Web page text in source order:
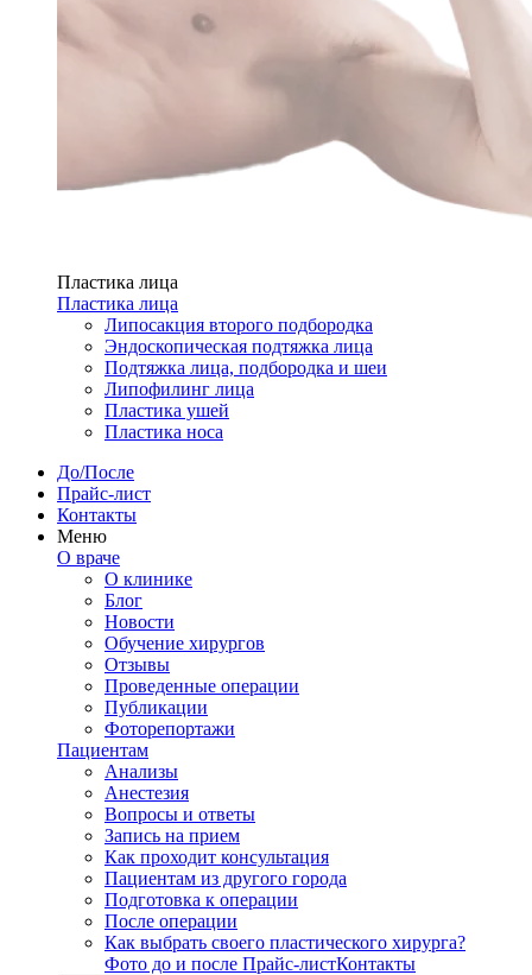
Пластика лица
Пластика лица
Липосакция второго подбородка
Эндоскопическая подтяжка лица
Подтяжка лица, подбородка и шеи
Липофилинг лица
Пластика ушей
Пластика носа
До/После
Прайс-лист
Контакты
Меню
О враче
О клинике
Блог
Новости
Обучение хирургов
Отзывы
Проведенные операции
Публикации
Фоторепортажи
Пациентам
Анализы
Анестезия
Вопросы и ответы
Запись на прием
Как проходит консультация
Пациентам из другого города
Подготовка к операции
После операции
Как выбрать своего пластического хирурга?
Фото до и после Прайс-листКонтакты